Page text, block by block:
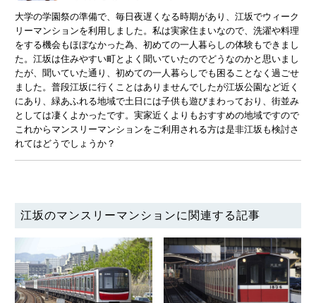
大学の学園祭の準備で、毎日夜遅くなる時期があり、江坂でウィーク
リーマンションを利用しました。私は実家住まいなので、洗濯や料理
をする機会もほぼなかった為、初めての一人暮らしの体験もできまし
た。江坂は住みやすい町とよく聞いていたのでどうなのかと思いまし
たが、聞いていた通り、初めての一人暮らしでも困ることなく過ごせ
ました。普段江坂に行くことはありませんでしたが江坂公園など近く
にあり、緑あふれる地域で土日には子供も遊びまわっており、街並み
としては凄くよかったです。実家近くよりもおすすめの地域ですので
これからマンスリーマンションをご利用される方は是非江坂も検討さ
れてはどうでしょうか？
江坂のマンスリーマンションに関連する記事